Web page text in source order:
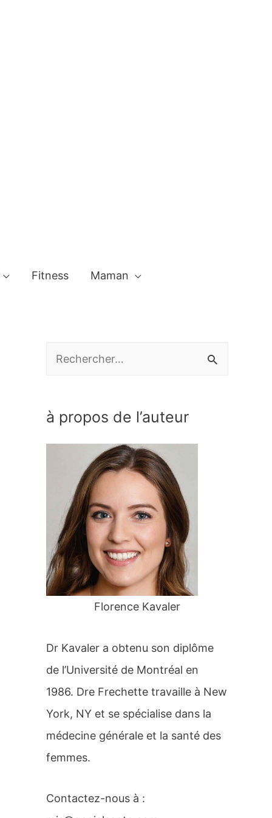
Fitness Maman
h
:
à propos de l’auteur
Florence Kavaler
Dr Kavaler a obtenu son diplôme
de l’Université de Montréal en
1986. Dre Frechette travaille à New
York, NY et se spécialise dans la
médecine générale et la santé des
femmes.
Contactez-nous à :